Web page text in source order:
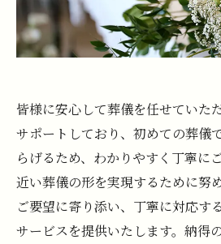
皆様に安心して葬儀を任せていた
サポートしており、初めての葬儀
らげるため、わかりやすく丁寧に
近い葬儀の形を実現するために努
ご要望に寄り添い、丁寧に対応す
サービスを提供いたします。納得